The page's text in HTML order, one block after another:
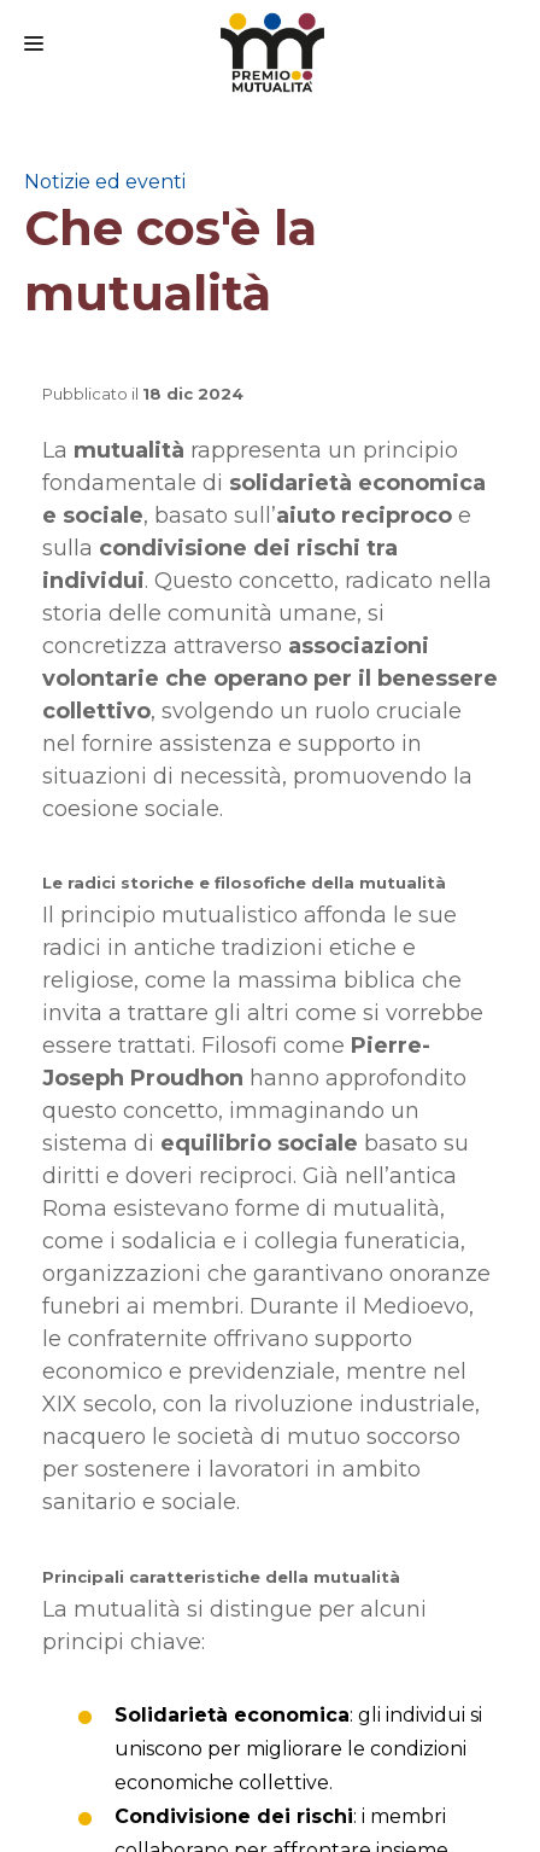
IL PREMIO
IL BANDO
PARTECIPA
CONTATTI
Notizie ed eventi
Che cos'è la
mutualità
Pubblicato il 18 dic 2024
La mutualità rappresenta un principio
fondamentale di solidarietà economica
e sociale, basato sull’aiuto reciproco e
sulla condivisione dei rischi tra
individui. Questo concetto, radicato nella
storia delle comunità umane, si
concretizza attraverso associazioni
volontarie che operano per il benessere
collettivo, svolgendo un ruolo cruciale
nel fornire assistenza e supporto in
situazioni di necessità, promuovendo la
coesione sociale.
Le radici storiche e filosofiche della mutualità
Il principio mutualistico affonda le sue
radici in antiche tradizioni etiche e
religiose, come la massima biblica che
invita a trattare gli altri come si vorrebbe
essere trattati. Filosofi come Pierre-
Joseph Proudhon hanno approfondito
questo concetto, immaginando un
sistema di equilibrio sociale basato su
diritti e doveri reciproci. Già nell’antica
Roma esistevano forme di mutualità,
come i sodalicia e i collegia funeraticia,
organizzazioni che garantivano onoranze
funebri ai membri. Durante il Medioevo,
le confraternite offrivano supporto
economico e previdenziale, mentre nel
XIX secolo, con la rivoluzione industriale,
nacquero le società di mutuo soccorso
per sostenere i lavoratori in ambito
sanitario e sociale.
Principali caratteristiche della mutualità
La mutualità si distingue per alcuni
principi chiave:
Solidarietà economica: gli individui si
uniscono per migliorare le condizioni
economiche collettive.
Condivisione dei rischi: i membri